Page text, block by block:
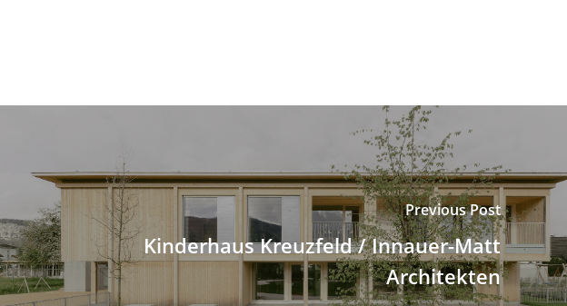
Previous Post
Kinderhaus Kreuzfeld / Innauer-Matt
Architekten